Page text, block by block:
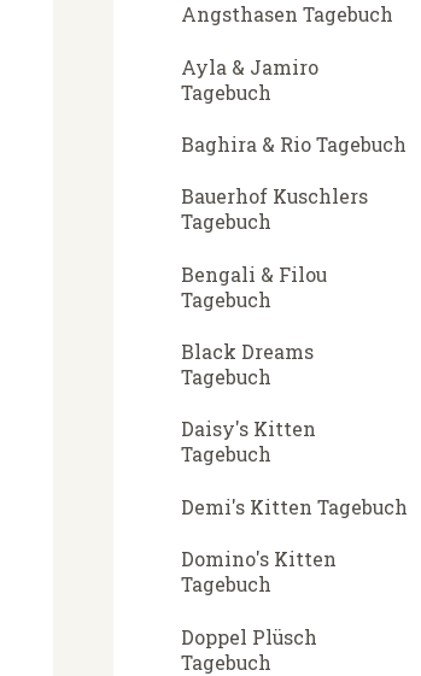
Angsthasen Tagebuch
Ayla & Jamiro
Tagebuch
Baghira & Rio Tagebuch
Bauerhof Kuschlers
Tagebuch
Bengali & Filou
Tagebuch
Black Dreams
Tagebuch
Daisy's Kitten
Tagebuch
Demi's Kitten Tagebuch
Domino's Kitten
Tagebuch
Doppel Plüsch
Tagebuch